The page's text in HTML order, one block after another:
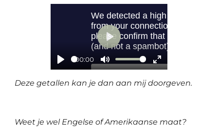
P
l
00:00
M
u
E
n
r
P
l
y
Deze getallen kan je dan aan mij doorgeven.
Weet je wel Engelse of Amerikaanse maat?